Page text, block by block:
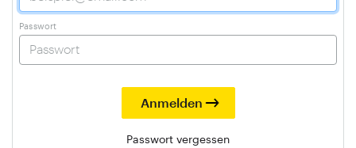
Passwort
Passwort vergessen